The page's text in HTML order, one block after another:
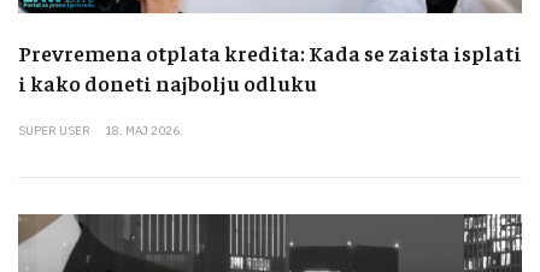
Prevremena otplata kredita: Kada se zaista isplati
i kako doneti najbolju odluku
SUPER USER 18. MAJ 2026.